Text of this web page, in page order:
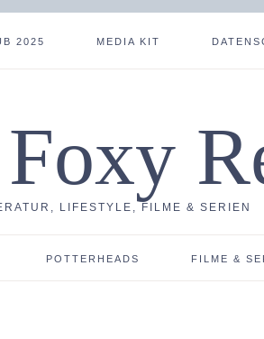
2025 MEDIA KIT
LIFESTYLE, FILME & SERIEN
POTTERHEADS FILME &